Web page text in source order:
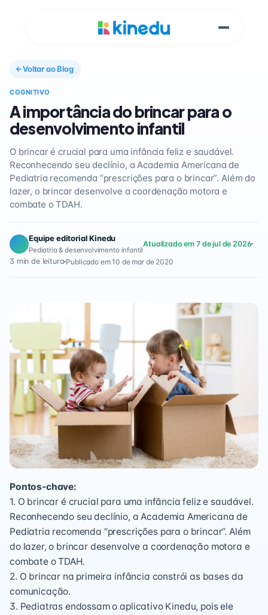
Voltar ao Blog
COGNITIVO
A importância do brincar para o
desenvolvimento infantil
O brincar é crucial para uma infância feliz e saudável.
Reconhecendo seu declínio, a Academia Americana de
Pediatria recomenda “prescrições para o brincar”. Além do
lazer, o brincar desenvolve a coordenação motora e
combate o TDAH.
Equipe editorial Kinedu
Pediatria & desenvolvimento infantil
Atualizado em 7 de jul de 2026
3 min de leitura Publicado em 10 de mar de 2020
Pontos-chave:
1. O brincar é crucial para uma infância feliz e saudável.
Reconhecendo seu declínio, a Academia Americana de
Pediatria recomenda “prescrições para o brincar”. Além
do lazer, o brincar desenvolve a coordenação motora e
combate o TDAH.
2. O brincar na primeira infância constrói as bases da
comunicação.
3. Pediatras endossam o aplicativo Kinedu, pois ele